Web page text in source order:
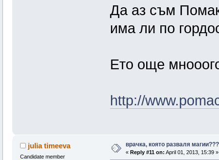
Да аз съм
има ли по
Ето още
http://
julia timeeva
Candidate member
врачка, която разваля магии???
« Reply #11 on: April 01, 2013, 15:39 »